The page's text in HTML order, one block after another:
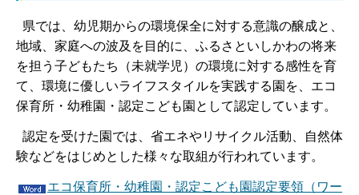
県では、幼児期からの環境保全に対する意識の醸成と、
地域、家庭への波及を目的に、ふるさといしかわの将来
を担う子どもたち（未就学児）の環境に対する感性を育
て、環境に優しいライフスタイルを実践する園を、エコ
保育所・幼稚園・認定こども園として認定しています。
認定を受けた園では、省エネやリサイクル活動、自然体
験などをはじめとした様々な取組が行われています。
エコ保育所・幼稚園・認定こども園認定要領（ワー